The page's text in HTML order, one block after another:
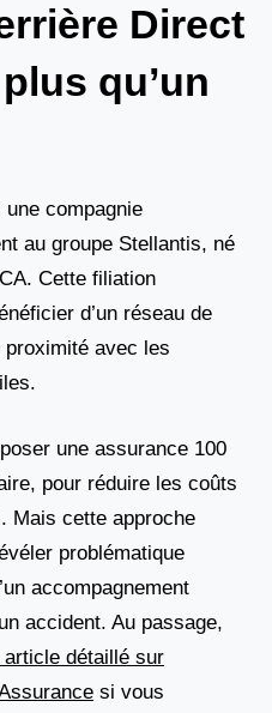
Direct
qu’un
une compagnie
au groupe Stellantis, né
Cette filiation
d’un réseau de
proximité avec les
une assurance 100
pour réduire les coûts
Mais cette approche
problématique
accompagnement
accident. Au passage,
détaillé sur
si vous